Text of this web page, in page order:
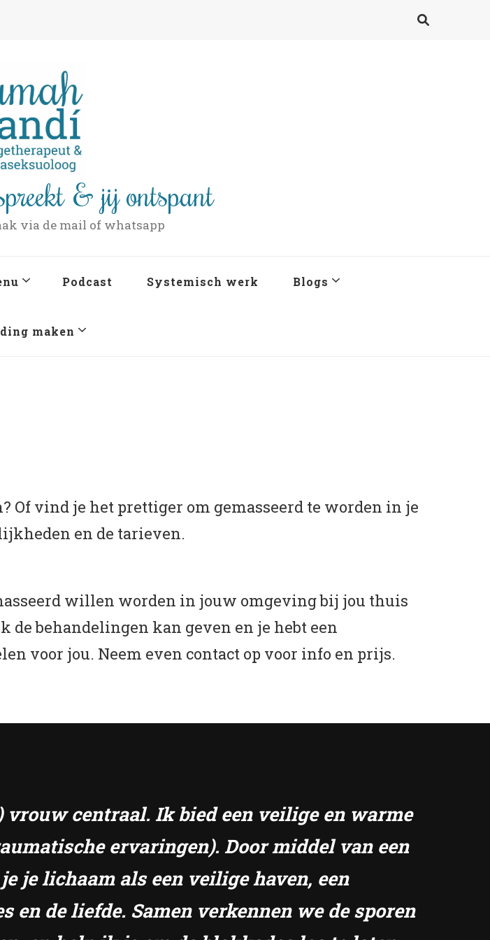
& jij ontspant
via de mail of whatsapp
Podcast Systemisch werk Blogs
maken
Of vind je het prettiger om gemasseerd te worden in je
en de tarieven.
willen worden in jouw omgeving bij jou thuis
de behandelingen kan geven en je hebt een
voor jou. Neem even contact op voor info en prijs.
centraal. Ik bied een veilige en warme
ervaringen). Door middel van een
je lichaam als een veilige haven, een
en de liefde. Samen verkennen we de sporen